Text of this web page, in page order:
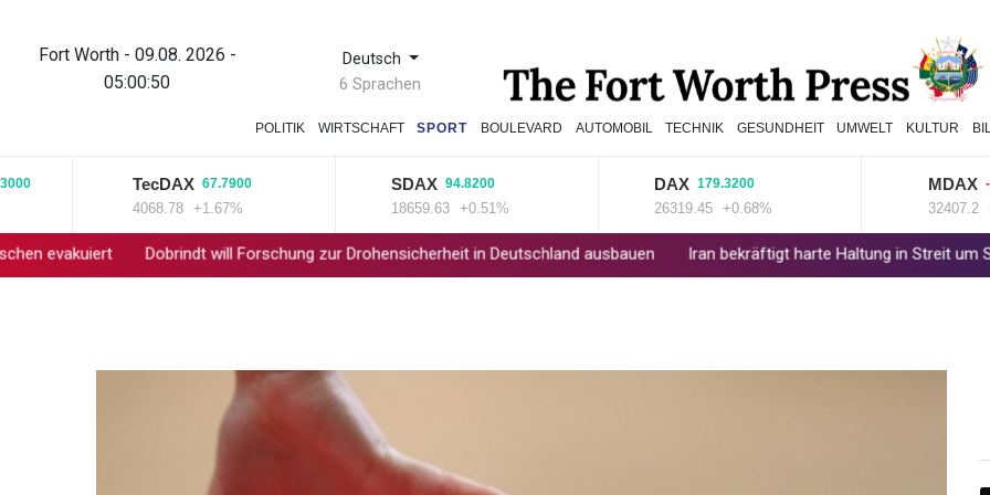
Fort Worth - 09.08. 2026 -
05:00:50
Deutsch
6 Sprachen
POLITIK WIRTSCHAFT SPORT BOULEVARD AUTOMOBIL TECHNIK GESUNDHEIT UMWELT KULTUR
TecDAX 67.7900
4068.78 +1.67%
SDAX 94.8200
18659.63 +0.51%
DAX 179.3200
26319.45 +0.68%
MDAX -
32407.2 -
Dobrindt will Forschung zur Drohensicherheit in Deutschland ausbauen Iran bekräftigt harte Haltung in Streit um Straße